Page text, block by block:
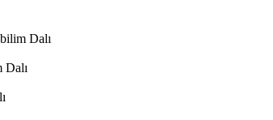
Dalı
Dalı